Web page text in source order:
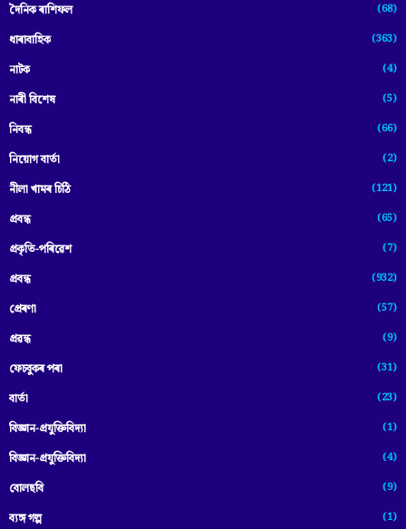
দৈনিক ৰাশিফল (68)
ধাৰাবাহিক (363)
নাটক (4)
নাৰী বিশেষ (5)
নিবন্ধ (66)
নিয়োগ বাৰ্তা (2)
নীলা খামৰ চিঠি (121)
প্রবন্ধ (65)
প্ৰকৃতি-পৰিৱেশ (7)
প্ৰবন্ধ (932)
প্ৰেৰণা (57)
প্ৰৱন্ধ (9)
ফেচবুকৰ পৰা (31)
বাৰ্তা (23)
বিজ্ঞান-প্রযুক্তিবিদ্যা (1)
বিজ্ঞান-প্ৰযুক্তিবিদ্যা (4)
বোলছবি (9)
ব্যঙ্গ গল্প (1)